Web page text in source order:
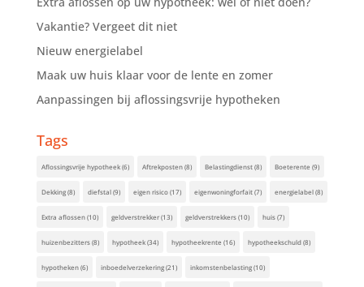
Vakantie? Vergeet dit niet
Nieuw energielabel
Maak uw huis klaar voor de lente en zomer
Aanpassingen bij aflossingsvrije hypotheken
Tags
Aflossingsvrije hypotheek(6) Aftrekposten(8) Belastingdienst(8) Boeterente (9)
Dekking(8) diefstal(9) eigen risico(17) eigenwoningforfait(7) energielabel(8)
Extra aflossen(10) geldverstrekker(13) geldverstrekkers(10) huis(7)
huizenbezitters(8) hypotheek(34) hypotheekrente (16) hypotheekschuld(8)
hypotheken(6) inboedelverzekering(21) inkomstenbelasting(10)